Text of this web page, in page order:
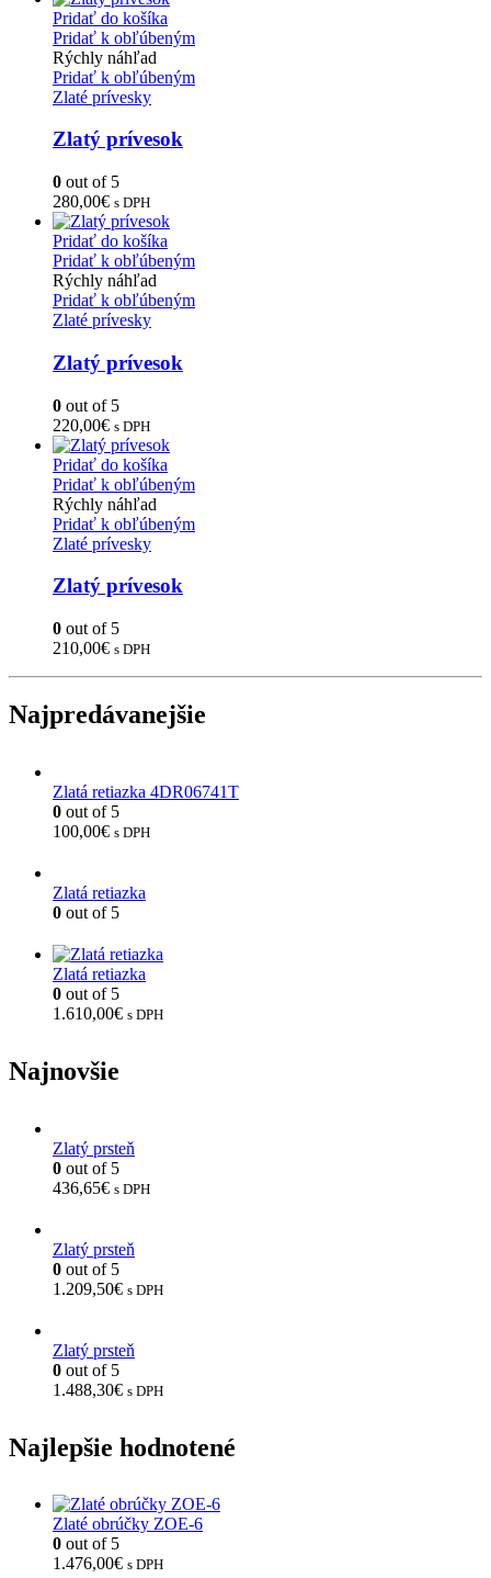
Pridať do košíka
Pridať k obľúbeným
Rýchly náhľad
Pridať k obľúbeným
Zlaté prívesky
Zlatý prívesok
0 out of 5
280,00€ s DPH
Pridať do košíka
Pridať k obľúbeným
Rýchly náhľad
Pridať k obľúbeným
Zlaté prívesky
Zlatý prívesok
0 out of 5
220,00€ s DPH
Pridať do košíka
Pridať k obľúbeným
Rýchly náhľad
Pridať k obľúbeným
Zlaté prívesky
Zlatý prívesok
0 out of 5
210,00€ s DPH
Najpredávanejšie
Zlatá retiazka 4DR06741T
0 out of 5
100,00€ s DPH
Zlatá retiazka
0 out of 5
Zlatá retiazka
0 out of 5
1.610,00€ s DPH
Najnovšie
Zlatý prsteň
0 out of 5
436,65€ s DPH
Zlatý prsteň
0 out of 5
1.209,50€ s DPH
Zlatý prsteň
0 out of 5
1.488,30€ s DPH
Najlepšie hodnotené
Zlaté obrúčky ZOE-6
0 out of 5
1.476,00€ s DPH